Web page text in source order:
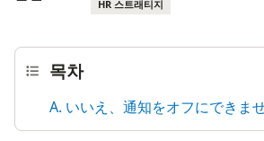
HR 스트래티지
목차
A. いいえ、通知をオフにできま